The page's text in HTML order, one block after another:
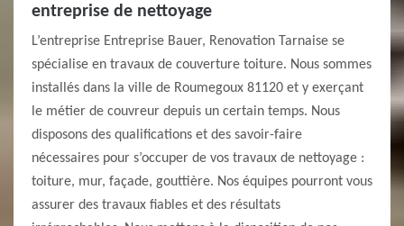
entreprise de nettoyage
L’entreprise Entreprise Bauer, Renovation Tarnaise se
spécialise en travaux de couverture toiture. Nous sommes
installés dans la ville de Roumegoux 81120 et y exerçant
le métier de couvreur depuis un certain temps. Nous
disposons des qualifications et des savoir-faire
nécessaires pour s’occuper de vos travaux de nettoyage :
toiture, mur, façade, gouttière. Nos équipes pourront vous
assurer des travaux fiables et des résultats